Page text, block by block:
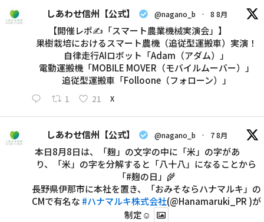
しあわせ信州【公式】 @nagano_b · 8 8月
【開催レポ✍「スマート農業機械実演会」】
果樹栽培におけるスマート農機（追従型運搬車）実演！
自律走行AIロボット「Adam（アダム）」
電動運搬機「MOBILE MOVER（モバイルムーバー）」
追従型運搬車「Folloone（フォローン）」
1 21 X
しあわせ信州【公式】 @nagano_b · 7 8月
本日8月8日は、「麹」の文字の中に「米」の字があ
り、「米」の字を分解すると「八十八」になることから
「#麹の日」🌾
長野県伊那市に本社を置き、「おみそならハナマルキ」の
CMで有名な #ハナマルキ株式会社(@Hanamaruki_PR )が
制定☺